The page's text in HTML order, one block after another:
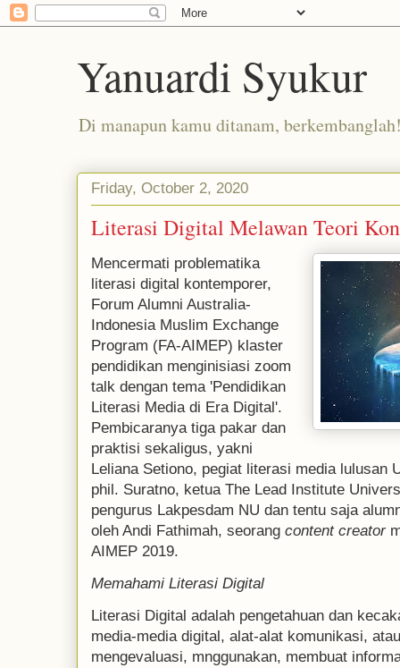
Yanuardi Syukur
Di manapun kamu ditanam,
Friday, October 2, 2020
Literasi Digital Melawan Teori
Mencermati problematika
literasi digital kontemporer,
Forum Alumni Australia-
Indonesia Muslim Exchange
Program (FA-AIMEP) klaster
pendidikan menginisiasi zoom
talk dengan tema 'Pendidikan
Literasi Media di Era Digital'.
Pembicaranya tiga pakar dan
praktisi sekaligus, yakni
Leliana Setiono, pegiat literasi media lulusan
phil. Suratno, ketua The Lead Institute
pengurus Lakpesdam NU dan tentu saja
oleh Andi Fathimah, seorang content creator
AIMEP 2019.
Memahami Literasi Digital
Literasi Digital adalah pengetahuan dan
media-media digital, alat-alat komunikasi,
mengevaluasi, mnggunakan, membuat